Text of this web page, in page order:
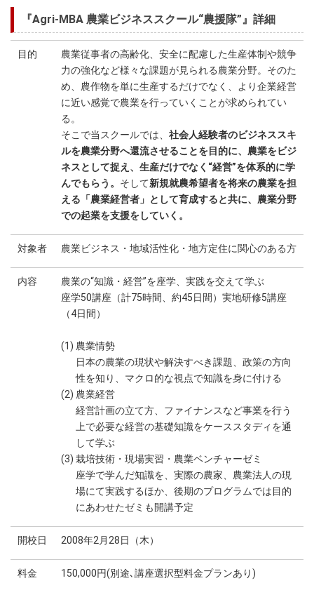
『Agri-MBA 農業ビジネススクール“農援隊”』詳細
目的
農業従事者の高齢化、安全に配慮した生産体制や競争
力の強化など様々な課題が見られる農業分野。そのた
め、農作物を単に生産するだけでなく、より企業経営
に近い感覚で農業を行っていくことが求められてい
る。
そこで当スクールでは、 社会人経験者のビジネススキ
ルを農業分野へ還流させることを目的に、農業をビジ
ネスとして捉え、生産だけでなく“経営”を体系的に学
んでもらう。 そして新規就農希望者を将来の農業を担
える「農業経営者」として育成すると共に、農業分野
での起業を支援をしていく。
対象者 農業ビジネス・地域活性化・地方定住に関心のある方
内容
農業の“知識・経営”を座学、実践を交えて学ぶ
座学50講座（計75時間、約45日間）実地研修5講座
（4日間）
(1) 農業情勢
日本の農業の現状や解決すべき課題、政策の方向
性を知り、マクロ的な視点で知識を身に付ける
(2) 農業経営
経営計画の立て方、ファイナンスなど事業を行う
上で必要な経営の基礎知識をケーススタディを通
して学ぶ
(3) 栽培技術・現場実習・農業ベンチャーゼミ
座学で学んだ知識を、実際の農家、農業法人の現
場にて実践するほか、後期のプログラムでは目的
にあわせたゼミも開講予定
開校日 2008年2月28日（木）
料金 150,000円(別途､講座選択型料金プランあり)